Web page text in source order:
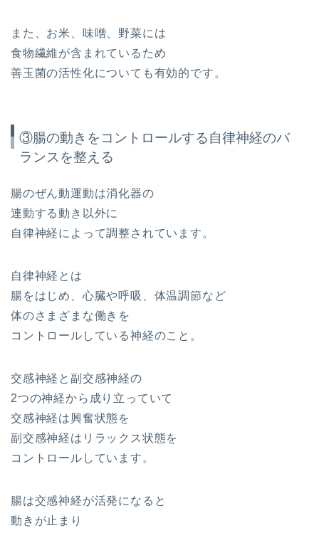
また、お米、味噌、野菜には
食物繊維が含まれているため
善玉菌の活性化についても有効的です。
③腸の動きをコントロールする自律神経のバ
ランスを整える
腸のぜん動運動は消化器の
連動する動き以外に
自律神経によって調整されています。
自律神経とは
腸をはじめ、心臓や呼吸、体温調節など
体のさまざまな働きを
コントロールしている神経のこと。
交感神経と副交感神経の
2つの神経から成り立っていて
交感神経は興奮状態を
副交感神経はリラックス状態を
コントロールしています。
腸は交感神経が活発になると
動きが止まり